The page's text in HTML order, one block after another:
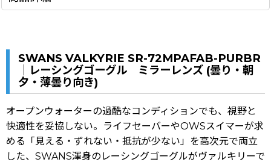
SWANS VALKYRIE SR-72MPAFAB-PURBR
｜レーシングゴーグル ミラーレンズ (曇り・朝
夕・薄曇り向き)
オープンウォーターの過酷なコンディションでも、視野と
快適性を妥協しない。ライフセーバーやOWSスイマーが求
める「見える・ずれない・抵抗が少ない」を高次元で両立
した、SWANS渾身のレーシングゴーグルがヴァルキリーで